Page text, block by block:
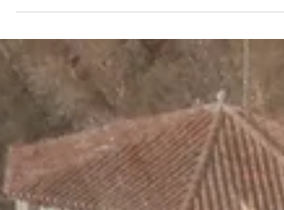
l'Abbaye de Beaulieu-en-Rouergue aux
grandes scènes de la tournée de Dulci
Jubilo, nous avons hâte de partager avec
vous cette nouvelle étape de notre aventure
musicale.